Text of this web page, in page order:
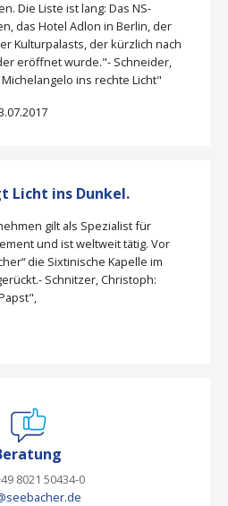
Die Liste ist lang: Das NS-
das Hotel Adlon in Berlin, der
Kulturpalasts, der kürzlich nach
eröffnet wurde."- Schneider,
ins rechte Licht"
Licht ins Dunkel.
gilt als Spezialist für
und ist weltweit tätig. Vor
die Sixtinische Kapelle im
Schnitzer, Christoph:
8021 50434-0